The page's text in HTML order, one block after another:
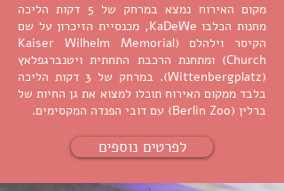
מקום האירוח נמצא במרחק של 5 דקות הליכה
מחנות הכלבו KaDeWe, מכנסיית הזיכרון על שם
הקיסר וילהלם (Kaiser Wilhelm Memorial
Church) ומתחנת הרכבת התחתית ויטנברגפלאץ
(Wittenbergplatz). במרחק של 3 דקות הליכה
בלבד ממקום האירוח תוכלו למצוא את גן החיות של
ברלין (Berlin Zoo) עם דובי הפנדה המקסימים.
לפרטים נוספים